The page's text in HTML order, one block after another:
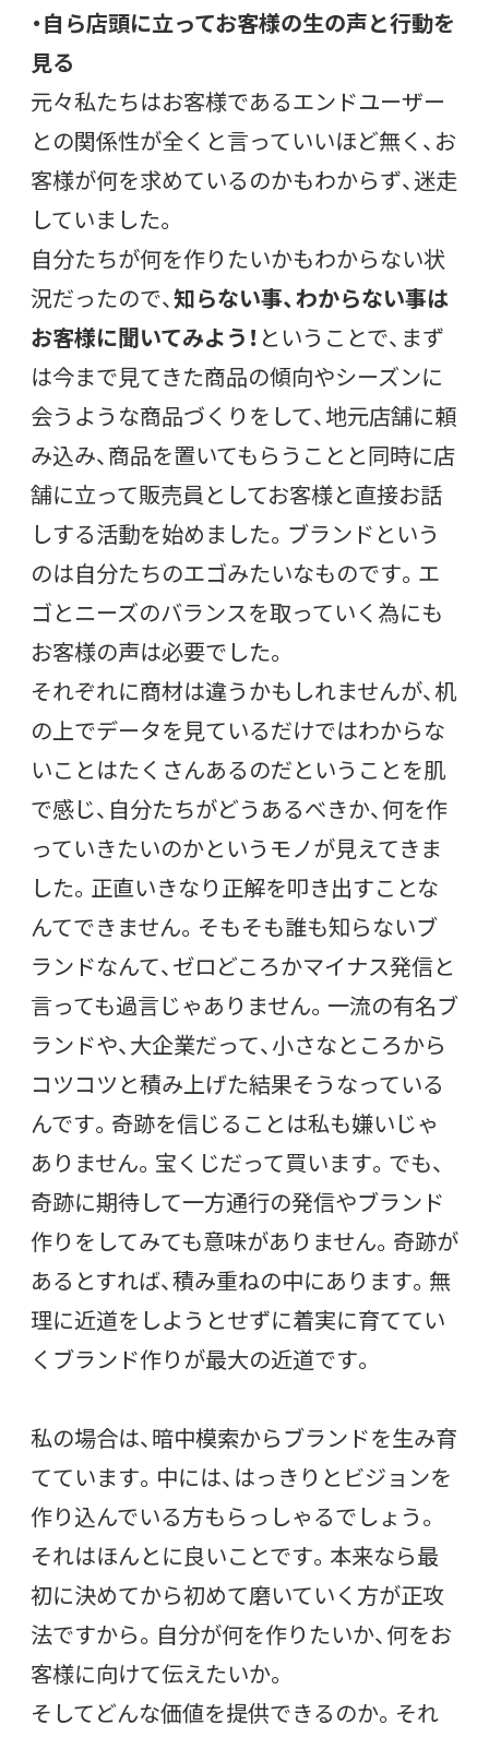
・自ら店頭に立ってお客様の生の声と行動を
見る
元々私たちはお客様であるエンドユーザー
との関係性が全くと言っていいほど無く、お
客様が何を求めているのかもわからず、迷走
していました。
自分たちが何を作りたいかもわからない状
況だったので、知らない事、わからない事は
お客様に聞いてみよう！ ということで、まず
は今まで見てきた商品の傾向やシーズンに
会うような商品づくりをして、地元店舗に頼
み込み、商品を置いてもらうことと同時に店
舗に立って販売員としてお客様と直接お話
しする活動を始めました。ブランドという
のは自分たちのエゴみたいなものです。エ
ゴとニーズのバランスを取っていく為にも
お客様の声は必要でした。
それぞれに商材は違うかもしれませんが、机
の上でデータを見ているだけではわからな
いことはたくさんあるのだということを肌
で感じ、自分たちがどうあるべきか、何を作
っていきたいのかというモノが見えてきま
した。正直いきなり正解を叩き出すことな
んてできません。そもそも誰も知らないブ
ランドなんて、ゼロどころかマイナス発信と
言っても過言じゃありません。一流の有名ブ
ランドや、大企業だって、小さなところから
コツコツと積み上げた結果そうなっている
んです。奇跡を信じることは私も嫌いじゃ
ありません。宝くじだって買います。でも、
奇跡に期待して一方通行の発信やブランド
作りをしてみても意味がありません。奇跡が
あるとすれば、積み重ねの中にあります。無
理に近道をしようとせずに着実に育ててい
くブランド作りが最大の近道です。
私の場合は、暗中模索からブランドを生み育
てています。中には、はっきりとビジョンを
作り込んでいる方もらっしゃるでしょう。
それはほんとに良いことです。本来なら最
初に決めてから初めて磨いていく方が正攻
法ですから。自分が何を作りたいか、何をお
客様に向けて伝えたいか。
そしてどんな価値を提供できるのか。それ